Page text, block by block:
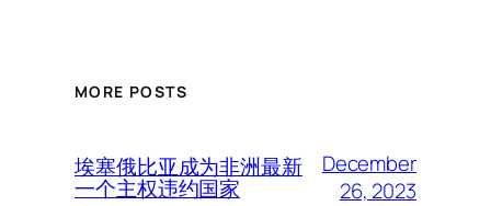
MORE POSTS
埃塞俄比亚成为非洲最新
一个主权违约国家
December
26, 2023